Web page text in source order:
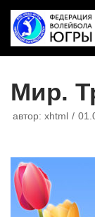
Перейти
к
Мир.
автор: xhtml